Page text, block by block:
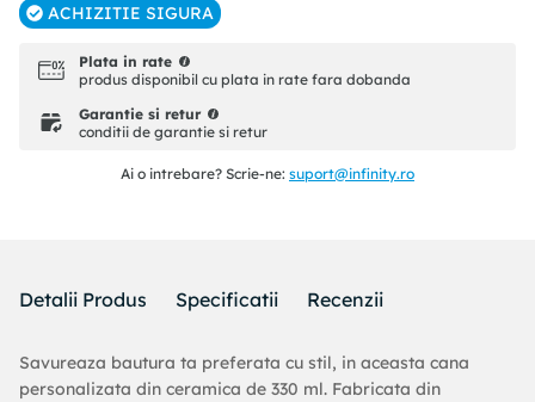
ACHIZITIE SIGURA
Plata in rate
produs disponibil cu plata in rate fara dobanda
Garantie si retur
conditii de garantie si retur
Ai o intrebare? Scrie-ne: suport@infinity.ro
Detalii Produs Specificatii Recenzii
Savureaza bautura ta preferata cu stil, in aceasta cana
personalizata din ceramica de 330 ml. Fabricata din